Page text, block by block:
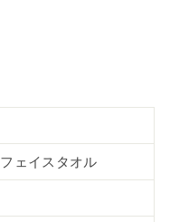
ェイスタオル